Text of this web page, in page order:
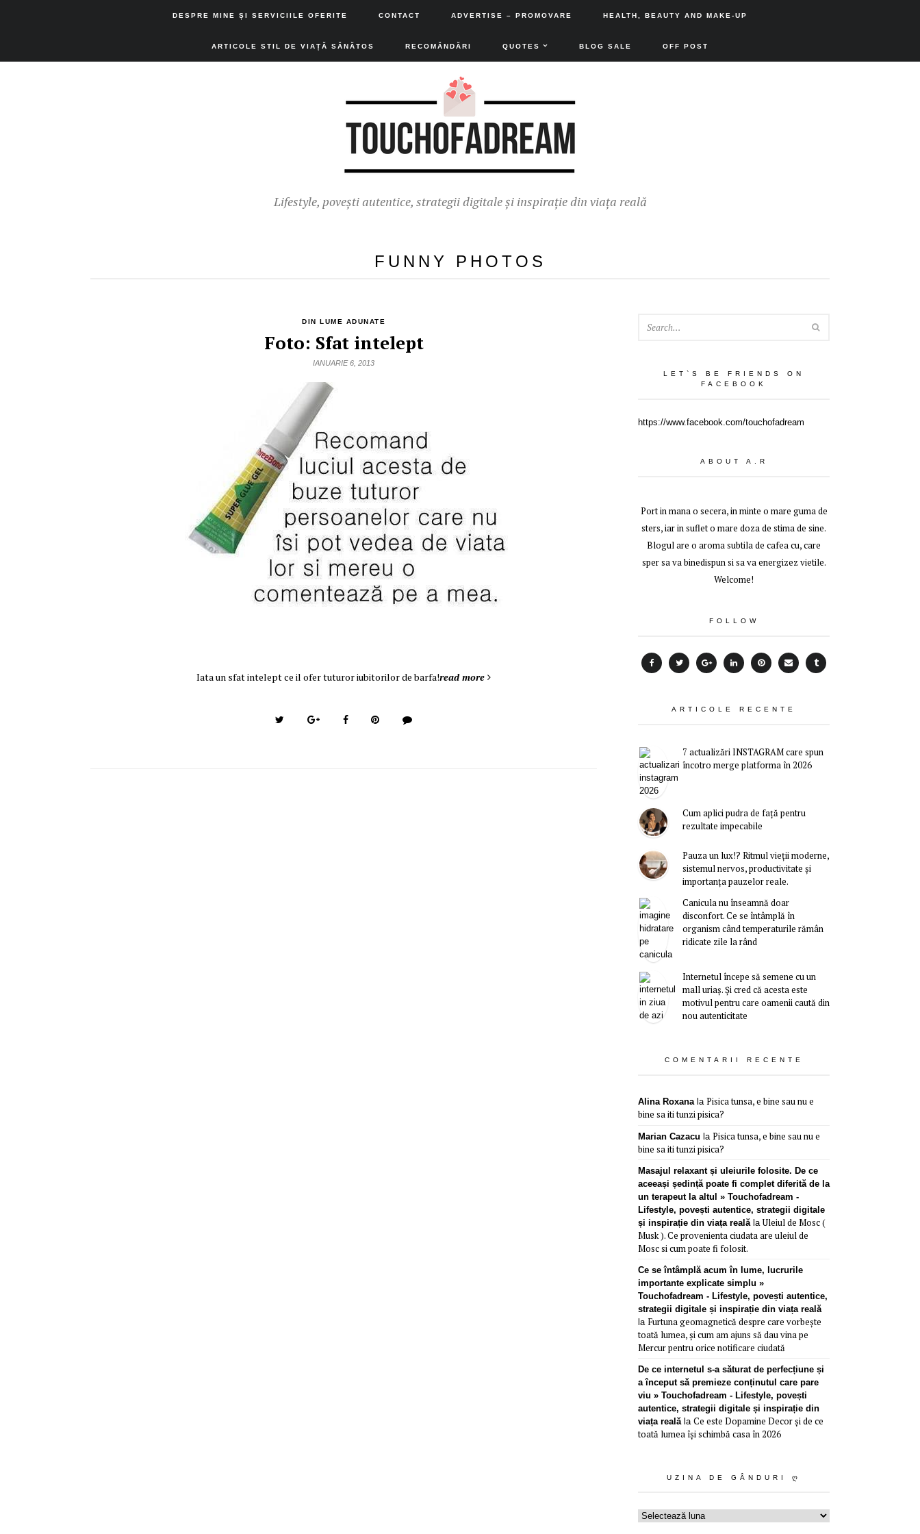
DESPRE MINE ȘI SERVICIILE OFERITE CONTACT ADVERTISE – PROMOVARE HEALTH, BEAUTY AND MAKE-UP
ARTICOLE STIL DE VIAȚĂ SĂNĂTOS RECOMĂNDĂRI QUOTES BLOG SALE OFF POST
Lifestyle, povești autentice, strategii digitale și inspirație din viața reală
FUNNY PHOTOS
DIN LUME ADUNATE
Foto: Sfat intelept
IANUARIE 6, 2013
Iata un sfat intelept ce il ofer tuturor iubitorilor de barfa!read more
LET`S BE FRIENDS ON
FACEBOOK
https://www.facebook.com/touchofadream
ABOUT A.R
Port in mana o secera, in minte o mare guma de
sters, iar in suflet o mare doza de stima de sine.
Blogul are o aroma subtila de cafea cu, care
sper sa va binedispun si sa va energizez vietile.
Welcome!
FOLLOW
ARTICOLE RECENTE
7 actualizări INSTAGRAM care spun
încotro merge platforma în 2026
Cum aplici pudra de față pentru
rezultate impecabile
Pauza un lux!? Ritmul vieții moderne,
sistemul nervos, productivitate și
importanța pauzelor reale.
Canicula nu înseamnă doar
disconfort. Ce se întâmplă în
organism când temperaturile rămân
ridicate zile la rând
Internetul începe să semene cu un
mall uriaș. Și cred că acesta este
motivul pentru care oamenii caută din
nou autenticitate
COMENTARII RECENTE
Alina Roxanala Pisica tunsa, e bine sau nu e
bine sa iti tunzi pisica?
Marian Cazacu la Pisica tunsa, e bine sau nu e
bine sa iti tunzi pisica?
Masajul relaxant și uleiurile folosite. De ce
aceeași ședință poate fi complet diferită de la
un terapeut la altul » Touchofadream -
Lifestyle, povești autentice, strategii digitale
și inspirație din viața reală laUleiul de Mosc (
Musk ). Ce provenienta ciudata are uleiul de
Mosc si cum poate fi folosit.
Ce se întâmplă acum în lume, lucrurile
importante explicate simplu »
Touchofadream - Lifestyle, povești autentice,
strategii digitale și inspirație din viața reală
la Furtuna geomagnetică despre care vorbește
toată lumea, și cum am ajuns să dau vina pe
Mercur pentru orice notificare ciudată
De ce internetul s-a săturat de perfecțiune și
a început să premieze conținutul care pare
viu » Touchofadream - Lifestyle, povești
autentice, strategii digitale și inspirație din
viața reală la Ce este Dopamine Decor și de ce
toată lumea își schimbă casa în 2026
UZINA DE GÂNDURI Ღ
Uzina